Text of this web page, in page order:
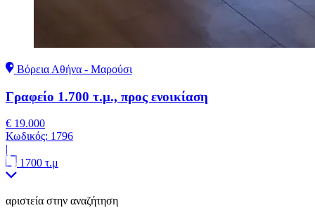
Βόρεια Αθήνα - Μαρούσι
Γραφείο 1.700 τ.μ., προς ενοικίαση
€ 19.000
Κωδικός: 1796
|
1700 τ.μ
αριστεία στην αναζήτηση